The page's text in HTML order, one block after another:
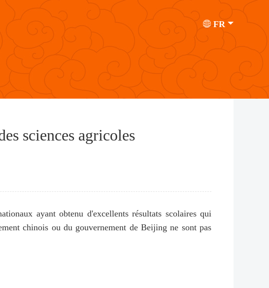
FR
sciences agricoles
ayant obtenu d'excellents résultats scolaires qui
chinois ou du gouvernement de Beijing ne sont pas